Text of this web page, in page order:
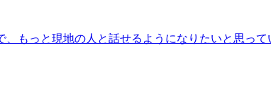
もっと現地の人と話せるようになりたいと思っ